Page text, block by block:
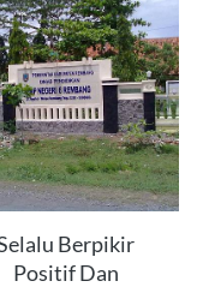
Berpikir
Positif Dan